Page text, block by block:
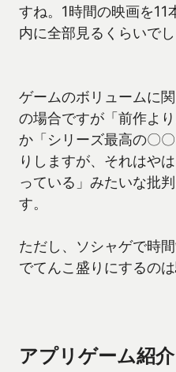
すね。1時間の映画を11
内に全部見るくらいでし
ゲームのボリュームに
の場合ですが「前作よ
か「シリーズ最高の〇
りしますが、それはや
っている」みたいな批
す。
ただし、ソシャゲで時
でてんこ盛りにするのは
アプリゲーム紹介